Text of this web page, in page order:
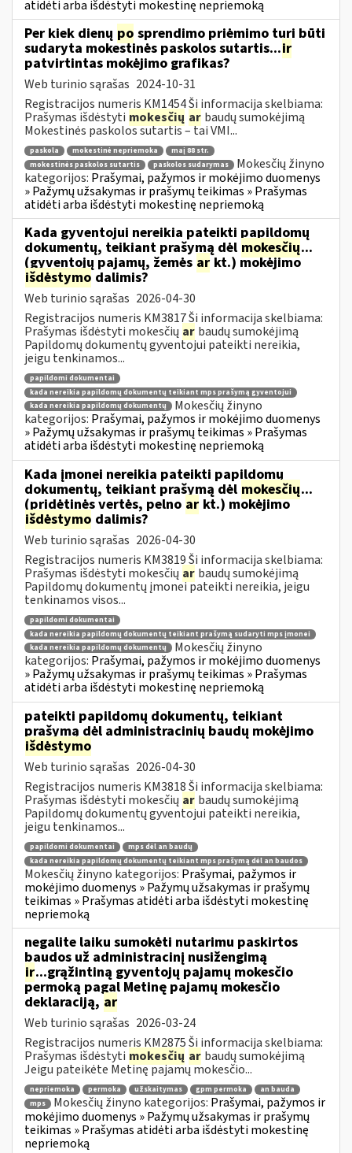
atidėti arba išdėstyti mokestinę nepriemoką
Per kiek dienų po sprendimo priėmimo turi būti
sudaryta mokestinės paskolos sutartis...ir
patvirtintas mokėjimo grafikas?
Web turinio sąrašas 2024-10-31
Registracijos numeris KM1454 Ši informacija skelbiama:
Prašymas išdėstyti mokesčių ar baudų sumokėjimą
Mokestinės paskolos sutartis – tai VMI...
paskola mokestinė nepriemoka
maį 88 str.
mokestinės paskolos sutartis
paskolos sudarymas
Mokesčių žinyno
kategorijos: Prašymai, pažymos ir mokėjimo duomenys
» Pažymų užsakymas ir prašymų teikimas » Prašymas
atidėti arba išdėstyti mokestinę nepriemoką
Kada gyventojui nereikia pateikti papildomų
dokumentų, teikiant prašymą dėl mokesčių...
(gyventojų pajamų, žemės ar kt.) mokėjimo
išdėstymo dalimis?
Web turinio sąrašas 2026-04-30
Registracijos numeris KM3817 Ši informacija skelbiama:
Prašymas išdėstyti mokesčių ar baudų sumokėjimą
Papildomų dokumentų gyventojui pateikti nereikia,
jeigu tenkinamos...
papildomi dokumentai
kada nereikia papildomų dokumentų teikiant mps prašymą gyventojui
kada nereikia papildomų dokumentų
Mokesčių žinyno
kategorijos: Prašymai, pažymos ir mokėjimo duomenys
» Pažymų užsakymas ir prašymų teikimas » Prašymas
atidėti arba išdėstyti mokestinę nepriemoką
Kada įmonei nereikia pateikti papildomų
dokumentų, teikiant prašymą dėl mokesčių...
(pridėtinės vertės, pelno ar kt.) mokėjimo
išdėstymo dalimis?
Web turinio sąrašas 2026-04-30
Registracijos numeris KM3819 Ši informacija skelbiama:
Prašymas išdėstyti mokesčių ar baudų sumokėjimą
Papildomų dokumentų įmonei pateikti nereikia, jeigu
tenkinamos visos...
papildomi dokumentai
kada nereikia papildomų dokumentų teikiant prašymą sudaryti mps įmonei
kada nereikia papildomų dokumentų
Mokesčių žinyno
kategorijos: Prašymai, pažymos ir mokėjimo duomenys
» Pažymų užsakymas ir prašymų teikimas » Prašymas
atidėti arba išdėstyti mokestinę nepriemoką
pateikti papildomų dokumentų, teikiant
prašymą dėl administracinių baudų mokėjimo
išdėstymo
Web turinio sąrašas 2026-04-30
Registracijos numeris KM3818 Ši informacija skelbiama:
Prašymas išdėstyti mokesčių ar baudų sumokėjimą
Papildomų dokumentų gyventojui pateikti nereikia,
jeigu tenkinamos...
papildomi dokumentai
mps dėl an baudų
kada nereikia papildomų dokumentų teikiant mps prašymą dėl an baudos
Mokesčių žinyno kategorijos: Prašymai, pažymos ir
mokėjimo duomenys » Pažymų užsakymas ir prašymų
teikimas » Prašymas atidėti arba išdėstyti mokestinę
nepriemoką
negalite laiku sumokėti nutarimu paskirtos
baudos už administracinį nusižengimą
ir...grąžintiną gyventojų pajamų mokesčio
permoką pagal Metinę pajamų mokesčio
deklaraciją, ar
Web turinio sąrašas 2026-03-24
Registracijos numeris KM2875 Ši informacija skelbiama:
Prašymas išdėstyti mokesčių ar baudų sumokėjimą
Jeigu pateikėte Metinę pajamų mokesčio...
nepriemoka permoka užskaitymas gpm permoka
an bauda
mps
Mokesčių žinyno kategorijos: Prašymai, pažymos ir
mokėjimo duomenys » Pažymų užsakymas ir prašymų
teikimas » Prašymas atidėti arba išdėstyti mokestinę
nepriemoką